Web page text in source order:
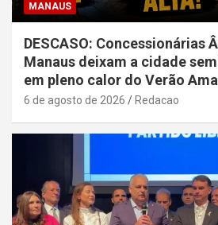
MANAUS
DESCASO: Concessionárias
Manaus deixam a cidade
em pleno calor do Verão
6 de agosto de 2026 Redacao